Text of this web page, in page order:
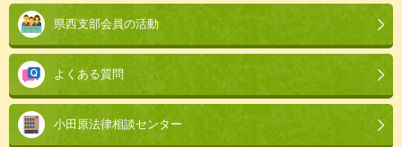
県西支部会員の活動
よくある質問
小田原法律相談センター